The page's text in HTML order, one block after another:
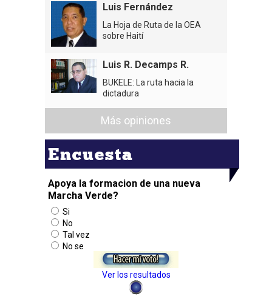
Luis Fernández
La Hoja de Ruta de la OEA
sobre Haití
Luis R. Decamps R.
BUKELE: La ruta hacia la
dictadura
Más opiniones
Encuesta
Apoya la formacion de una nueva
Marcha Verde?
Si
No
Tal vez
No se
Ver los resultados